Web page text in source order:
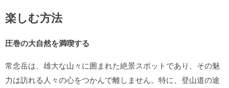
楽しむ方法
圧巻の大自然を満喫する
常念岳は、雄大な山々に囲まれた絶景スポットであり、その魅
力は訪れる人々の心をつかんで離しません。特に、登山道の途